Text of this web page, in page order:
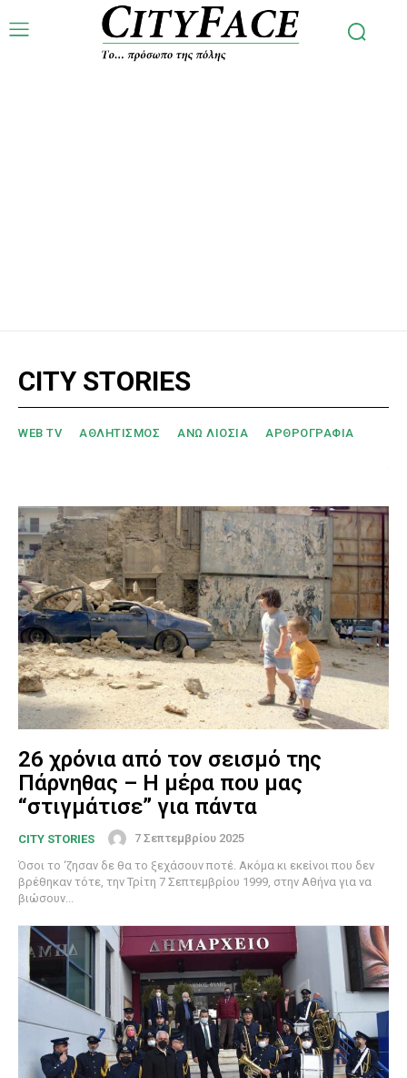
CITY STORIES
WEB TV ΑΘΛΗΤΙΣΜΟΣ ΑΝΩ ΛΙΟΣΙΑ ΑΡΘΡΟΓΡΑΦΙΑ
26 χρόνια από τον σεισμό της
Πάρνηθας – Η μέρα που μας
“στιγμάτισε” για πάντα
CITY STORIES
7 Σεπτεμβρίου 2025
Όσοι το ‘ζησαν δε θα το ξεχάσουν ποτέ. Ακόμα κι εκείνοι που δεν
βρέθηκαν τότε, την Τρίτη 7 Σεπτεμβρίου 1999, στην Αθήνα για να
βιώσουν...